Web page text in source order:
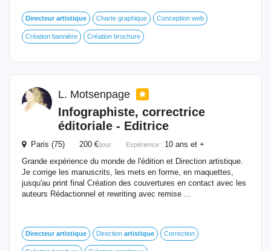
Directeur artistique Charte graphique Conception web
Création bannière Création brochure
L. Motsenpage
Infographiste, correctrice
éditoriale - Editrice
Paris (75) 200 €/jour Expérience : 10 ans et +
Grande expérience du monde de l'édition et Direction artistique.
Je corrige les manuscrits, les mets en forme, en maquettes,
jusqu'au print final Création des couvertures en contact avec les
auteurs Rédactionnel et rewriting avec remise ...
Directeur artistique Direction artistique Correction